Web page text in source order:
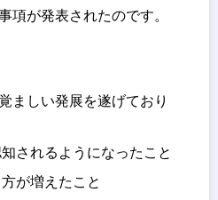
項が発表されたのです。
ましい発展を遂げており
されるようになったこと
が増えたこと